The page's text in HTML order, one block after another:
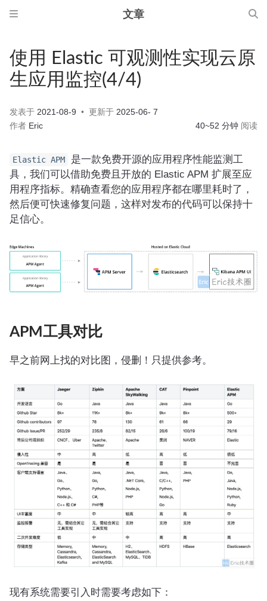
文章
使用 Elastic 可观测性实现云原
生应用监控(4/4)
发表于 2021-08-9 更新于 2025-06- 7
作者 Eric 40~52 分钟 阅读
Elastic APM
是一款免费开源的应用程序性能监测工
具，我们可以借助免费且开放的 Elastic APM 扩展至应
用程序指标。精确查看您的应用程序都在哪里耗时了，
然后便可快速修复问题，这样对发布的代码可以保持十
足信心。
APM工具对比
早之前网上找的对比图，侵删！只提供参考。
现有系统需要引入时需要考虑如下：